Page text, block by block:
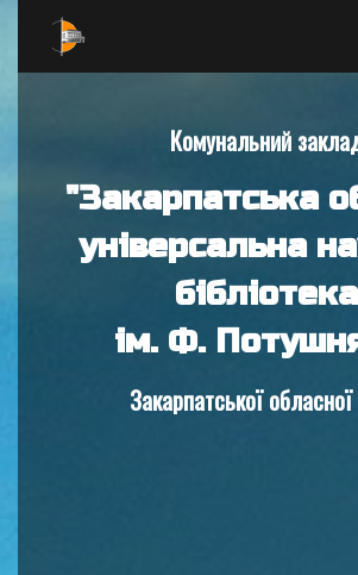
Комунальний
"Закарпатська
універсальна
бібліотека
ім. Ф.
Закарпатської